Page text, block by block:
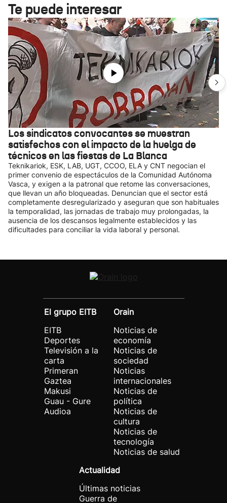
Te puede interesar
Los sindicatos convocantes se muestran
satisfechos con el impacto de la huelga de
técnicos en las fiestas de La Blanca
Teknikariok, ESK, LAB, UGT, CCOO, ELA y CNT negocian el
primer convenio de espectáculos de la Comunidad Autónoma
Vasca, y exigen a la patronal que retome las conversaciones,
que llevan un año bloqueadas. Denuncian que el sector está
completamente desregularizado y aseguran que son habituales
la temporalidad, las jornadas de trabajo muy prolongadas, la
ausencia de los descansos legalmente establecidos y las
dificultades para conciliar la vida laboral y personal.
El grupo EITB
EITB
Deportes
Televisión a la
carta
Primeran
Gaztea
Makusi
Guau - Gure
Audioa
Orain
Noticias de
economía
Noticias de
sociedad
Noticias
internacionales
Noticias de
política
Noticias de
cultura
Noticias de
tecnología
Noticias de salud
Actualidad
Últimas noticias
Guerra de